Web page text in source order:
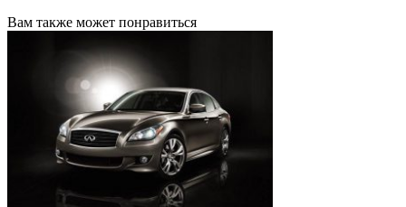
Вам также может понравиться